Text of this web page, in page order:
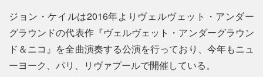
ジョン・ケイルは2016年よりヴェルヴェット・アンダー
グラウンドの代表作『ヴェルヴェット・アンダーグラウン
ド＆ニコ』を全曲演奏する公演を行っており、今年もニュ
ーヨーク、パリ、リヴァプールで開催している。